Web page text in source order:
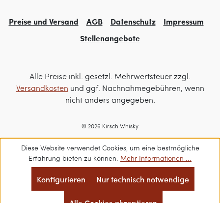
Preise und Versand AGB Datenschutz
Impressum
Stellenangebote
Alle Preise inkl. gesetzl. Mehrwertsteuer zzgl.
Versandkosten und ggf. Nachnahmegebühren, wenn
nicht anders angegeben.
© 2026 Kirsch Whisky
Diese Website verwendet Cookies, um eine bestmögliche
Erfahrung bieten zu können. Mehr Informationen ...
Nur technisch notwendige
Konfigurieren